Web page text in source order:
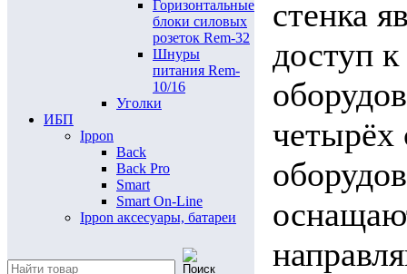
Горизонтальные
блоки силовых
розеток Rem-32
Шнуры
питания Rem-
10/16
Уголки
ИБП
Ippon
Back
Back Pro
Smart
Smart On-Line
Ippon аксесуары, батареи
стенка
доступ
четырёх